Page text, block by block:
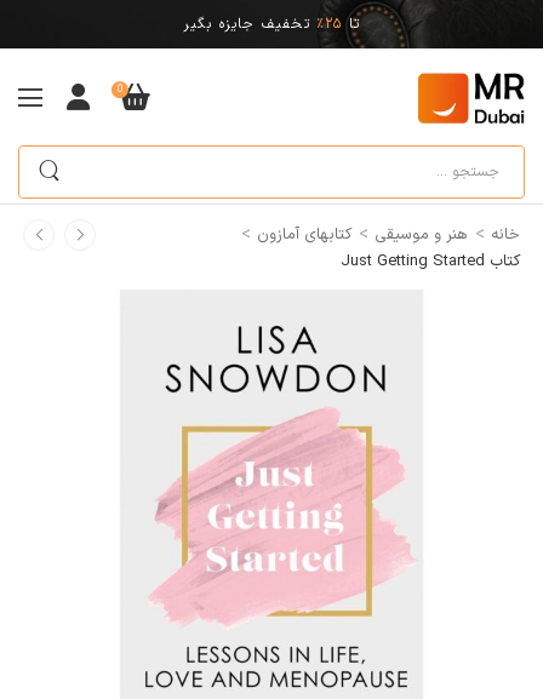
تا 25% تخفیف جایزه بگیر
0
خانه > هنر و موسیقی > کتابهای آمازون >
کتاب Just Getting Started